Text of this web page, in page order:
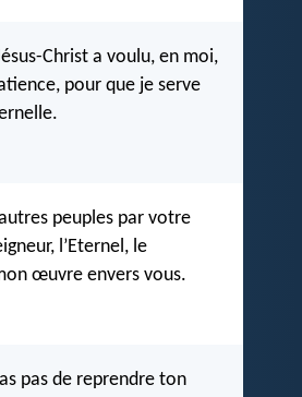
Christ a voulu, en moi,
pour que je serve
peuples par votre
l’Eternel, le
œuvre envers vous.
pas de reprendre ton